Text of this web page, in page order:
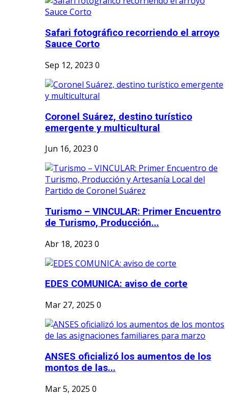
Safari fotográfico recorriendo el arroyo
Sauce Corto
Sep 12, 2023 0
Coronel Suárez, destino turístico
emergente y multicultural
Jun 16, 2023 0
Turismo – VINCULAR: Primer Encuentro
de Turismo, Producción...
Abr 18, 2023 0
EDES COMUNICA: aviso de corte
Mar 27, 2025 0
ANSES oficializó los aumentos de los
montos de las...
Mar 5, 2025 0